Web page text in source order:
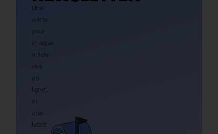
Une
alerte
pour
chaque
article
mis
en
ligne,
et
une
lettre